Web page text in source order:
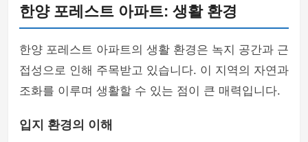
한양 포레스트 아파트: 생활 환경
한양 포레스트 아파트의 생활 환경은 녹지 공간과 근
접성으로 인해 주목받고 있습니다. 이 지역의 자연과
조화를 이루며 생활할 수 있는 점이 큰 매력입니다.
입지 환경의 이해